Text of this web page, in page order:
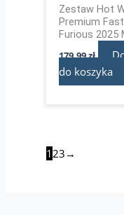
Zestaw Hot
Premium
Furious 2025
179,99zł
do koszyka
123 →